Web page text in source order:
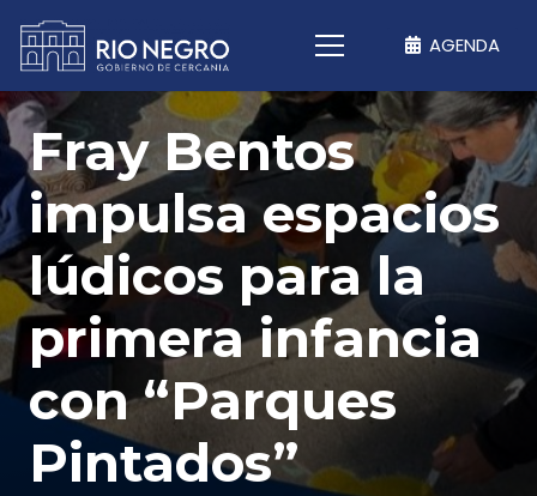
AGENDA
Fray Bentos
impulsa espacios
lúdicos para la
primera infancia
con “Parques
Pintados”